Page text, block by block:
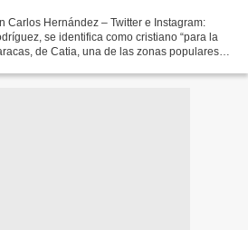
Carlos Hernández – Twitter e Instagram:
se identifica como cristiano “para la
de Catia, una de las zonas populares